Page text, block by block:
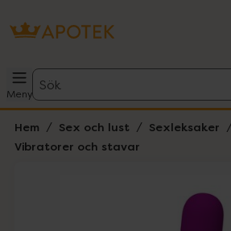
Meny
Sök
Hem Sex och lust
Sexleksaker
Vibratorer och stavar
Lista: . Innehåller 2 objekt.